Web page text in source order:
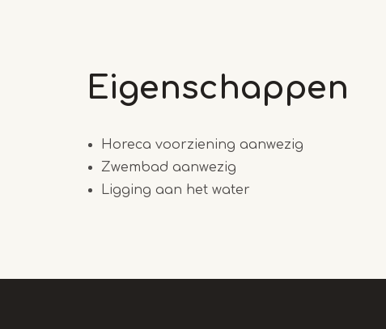
Eigenschappen
Horeca voorziening aanwezig
Zwembad aanwezig
Ligging aan het water